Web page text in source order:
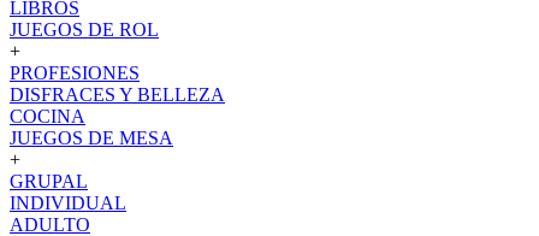
LIBROS
JUEGOS DE ROL
+
PROFESIONES
DISFRACES Y BELLEZA
COCINA
JUEGOS DE MESA
+
GRUPAL
INDIVIDUAL
ADULTO